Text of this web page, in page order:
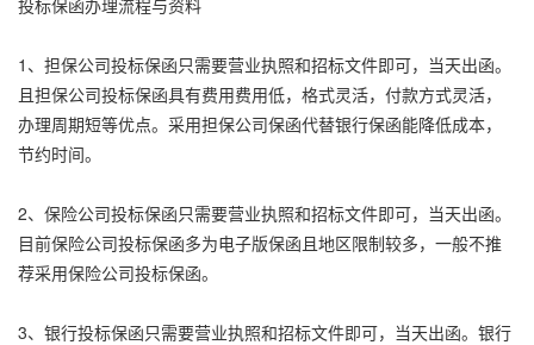
投标保函办理流程与资料
1、担保公司投标保函只需要营业执照和招标文件即可，当天出函。
且担保公司投标保函具有费用费用低，格式灵活，付款方式灵活，
办理周期短等优点。采用担保公司保函代替银行保函能降低成本，
节约时间。
2、保险公司投标保函只需要营业执照和招标文件即可，当天出函。
目前保险公司投标保函多为电子版保函且地区限制较多，一般不推
荐采用保险公司投标保函。
3、银行投标保函只需要营业执照和招标文件即可，当天出函。银行